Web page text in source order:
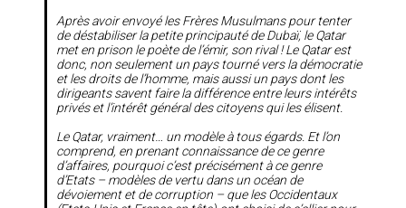
Après avoir envoyé les Frères Musulmans pour tenter
de déstabiliser la petite principauté de Dubaï, le Qatar
met en prison le poète de l’émir, son rival ! Le Qatar est
donc, non seulement un pays tourné vers la démocratie
et les droits de l’homme, mais aussi un pays dont les
dirigeants savent faire la différence entre leurs intérêts
privés et l’intérêt général des citoyens qui les élisent.
Le Qatar, vraiment… un modèle à tous égards. Et l’on
comprend, en prenant connaissance de ce genre
d’affaires, pourquoi c’est précisément à ce genre
d’Etats – modèles de vertu dans un océan de
dévoiement et de corruption – que les Occidentaux